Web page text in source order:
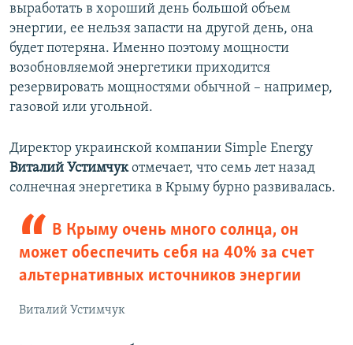
выработать в хороший день большой объем
энергии, ее нельзя запасти на другой день, она
будет потеряна. Именно поэтому мощности
возобновляемой энергетики приходится
резервировать мощностями обычной – например,
газовой или угольной.
Директор украинской компании Simple Energy
Виталий Устимчукотмечает, что семь лет назад
солнечная энергетика в Крыму бурно развивалась.
В Крыму очень много солнца, он
может обеспечить себя на 40% за счет
альтернативных источников энергии
Виталий Устимчук